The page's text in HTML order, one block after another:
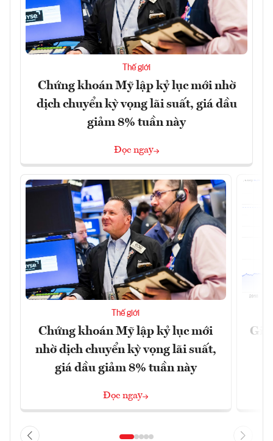
Thế giới
Chứng khoán Mỹ lập kỷ lục mới nhờ
dịch chuyển kỳ vọng lãi suất, giá dầu
giảm 8% tuần này
Đọc ngay
Thế giới
Chứng khoán Mỹ lập kỷ lục mới
nhờ dịch chuyển kỳ vọng lãi suất,
giá dầu giảm 8% tuần này
Đọc ngay
Giá